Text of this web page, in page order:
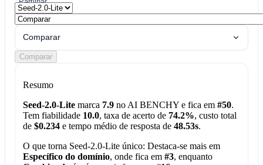
Comparar
Comparar
Resumo
Seed-2.0-Litemarca 7.9no AI BENCHY e fica em #50.
Tem fiabilidade 10.0, taxa de acerto de 74.2%, custo total
de $0.234e tempo médio de resposta de 48.53s.
O que torna Seed-2.0-Lite único: Destaca-se mais em
Específico do domínio, onde fica em #3, enquanto